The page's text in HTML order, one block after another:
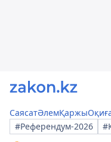
СаясатӘлемҚаржы
#Референдум-2026